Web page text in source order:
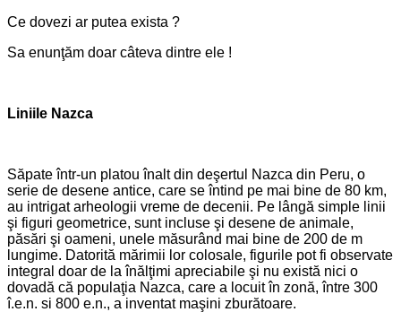
Ce dovezi ar putea exista ?
Sa enunţăm doar câteva dintre ele !
Liniile Nazca
Săpate într-un platou înalt din deşertul Nazca din Peru, o
serie de desene antice, care se întind pe mai bine de 80 km,
au intrigat arheologii vreme de decenii. Pe lângă simple linii
şi figuri geometrice, sunt incluse şi desene de animale,
păsări şi oameni, unele măsurând mai bine de 200 de m
lungime. Datorită mărimii lor colosale, figurile pot fi observate
integral doar de la înălţimi apreciabile şi nu există nici o
dovadă că populaţia Nazca, care a locuit în zonă, între 300
î.e.n. si 800 e.n., a inventat maşini zburătoare.